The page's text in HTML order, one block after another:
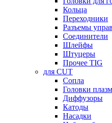
Кольца
Переходники
Разъемы
Соединители
Шлейфы
Штуцеры
Прочее TIG
для CUT
Сопла
Головки
Диффузоры
Катоды
Насадки